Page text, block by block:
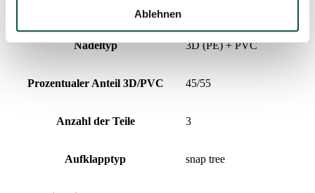
Ablehnen
Anzahl der PVC-Zweige
Nadeltyp 3D (PE) + PVC
Prozentualer Anteil 3D/PVC 45/55
Anzahl der Teile 3
Aufklapptyp snap tree